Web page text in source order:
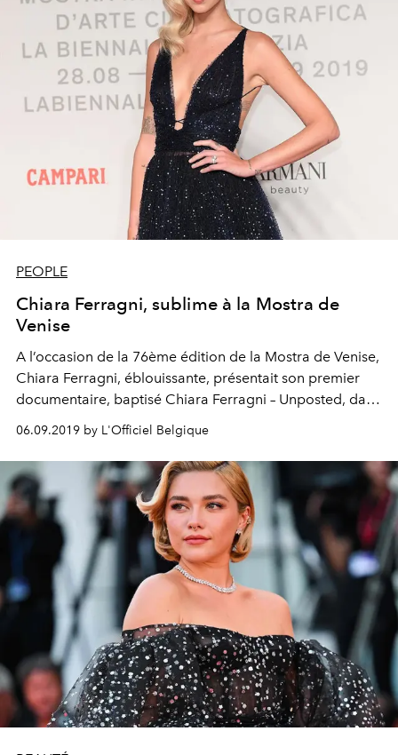
PEOPLE
Chiara Ferragni, sublime à la Mostra de
Venise
A l’occasion de la 76ème édition de la Mostra de Venise,
Chiara Ferragni, éblouissante, présentait son premier
documentaire, baptisé Chiara Ferragni – Unposted, dans
une somptueuse robe en tulle plissée soleil et brodée de
paillettes, signée Dior.
06.09.2019 by L'Officiel Belgique